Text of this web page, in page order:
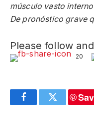
músculo vasto
De pronóstico grave
Please follow
20
FacebookTwitter